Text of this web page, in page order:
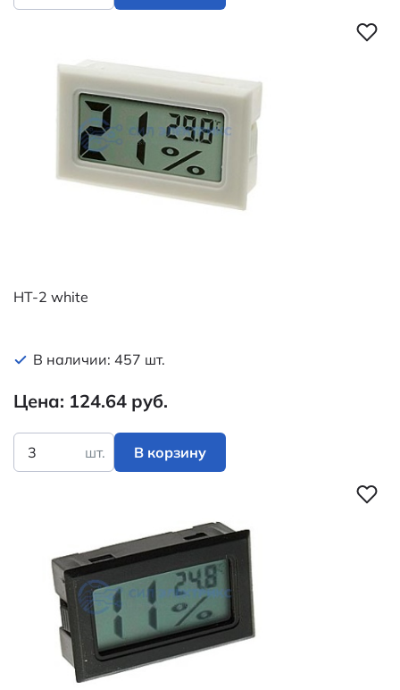
HT-2 white
В наличии: 457 шт.
Цена: 124.64 руб.
шт. В корзину